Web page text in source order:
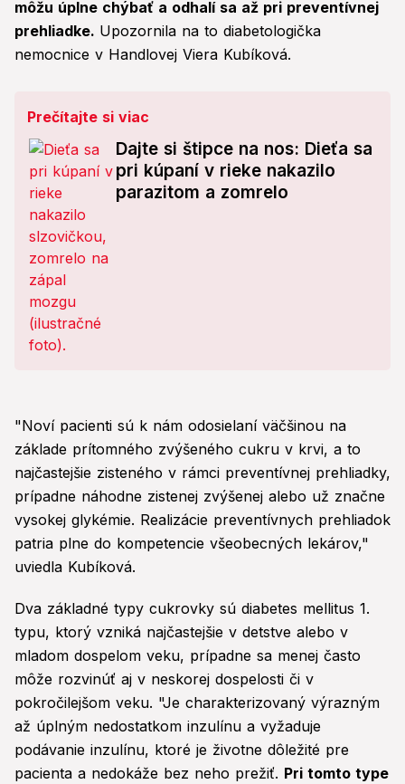
môžu úplne chýbať a odhalí sa až pri preventívnej
prehliadke. Upozornila na to diabetologička
nemocnice v Handlovej Viera Kubíková.
Prečítajte si viac
Dajte si štipce na nos: Dieťa sa
pri kúpaní v rieke nakazilo
parazitom a zomrelo
"Noví pacienti sú k nám odosielaní väčšinou na
základe prítomného zvýšeného cukru v krvi, a to
najčastejšie zisteného v rámci preventívnej prehliadky,
prípadne náhodne zistenej zvýšenej alebo už značne
vysokej glykémie. Realizácie preventívnych prehliadok
patria plne do kompetencie všeobecných lekárov,"
uviedla Kubíková.
Dva základné typy cukrovky sú diabetes mellitus 1.
typu, ktorý vzniká najčastejšie v detstve alebo v
mladom dospelom veku, prípadne sa menej často
môže rozvinúť aj v neskorej dospelosti či v
pokročilejšom veku. "Je charakterizovaný výrazným
až úplným nedostatkom inzulínu a vyžaduje
podávanie inzulínu, ktoré je životne dôležité pre
pacienta a nedokáže bez neho prežiť. Pri tomto type